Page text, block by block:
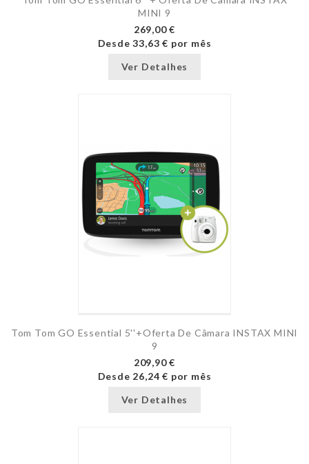
MINI 9
269,00 €
Desde33,63 € por mês
Ver Detalhes
Tom Tom GO Essential 5''+Oferta De Câmara INSTAX MINI
9
209,90 €
Desde 26,24 € por mês
Ver Detalhes